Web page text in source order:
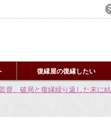
復縁屋の復縁したい
督、破局と復縁繰り返した末に結